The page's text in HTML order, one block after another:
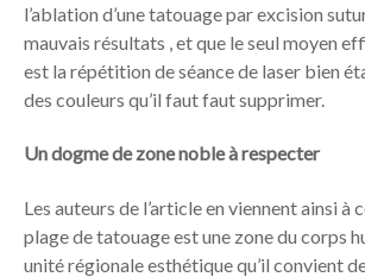
l’ablation d’une tatouage par excision
mauvais résultats , et que le seul moyen
est la répétition de séance de laser bien
des couleurs qu’il faut faut supprimer.
Un dogme de zone noble à respecter
Les auteurs de l’article en viennent ainsi à
plage de tatouage est une zone du corps
unité régionale esthétique qu’il convient